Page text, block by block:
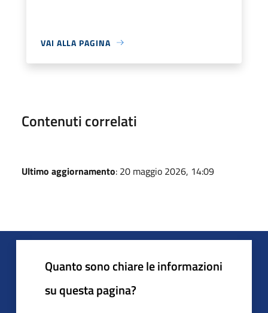
VAI ALLA PAGINA
Contenuti correlati
Ultimo aggiornamento: 20 maggio 2026, 14:09
Quanto sono chiare le informazioni
su questa pagina?